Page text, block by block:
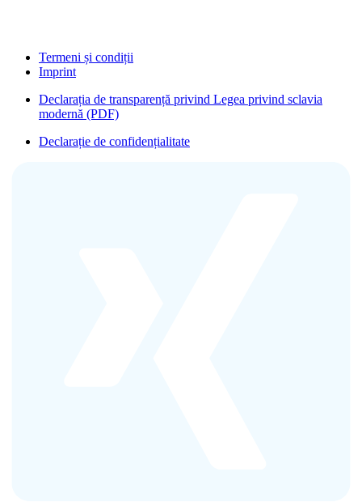
Termeni și condiții
Imprint
Declarația de transparență privind Legea privind sclavia
modernă (PDF)
Declarație de confidențialitate